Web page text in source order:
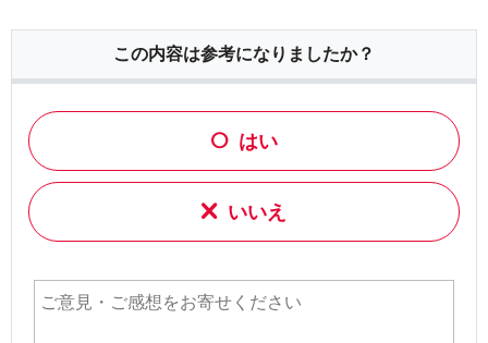
この内容は参考になりましたか？
はい
いいえ